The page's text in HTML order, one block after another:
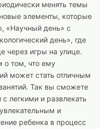
менять темы
элементы, которые
«Научный день» с
день», где
через игры на улице.
о том, что ему
может стать отличным
Так вы сможете
легкими и развлекать
и
ребенка в процесс